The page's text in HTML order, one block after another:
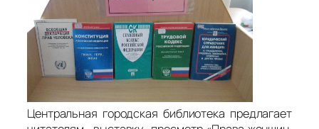
Центральная городская библиотека предлагает